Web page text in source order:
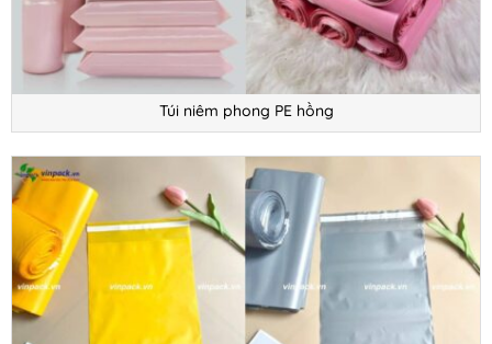
Túi niêm phong PE hồng